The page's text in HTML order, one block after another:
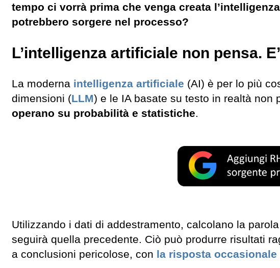
tempo ci vorrà prima che venga creata
potrebbero sorgere nel processo?
L’intelligenza artificiale non pensa.
La moderna intelligenza artificiale (AI) è per lo più
dimensioni (LLM) e le IA basate su testo in realtà non
operano su probabilità e statistiche.
Utilizzando i dati di addestramento, calcolano la
seguirà quella precedente. Ciò può produrre risultati
a conclusioni pericolose, con la risposta occasionale